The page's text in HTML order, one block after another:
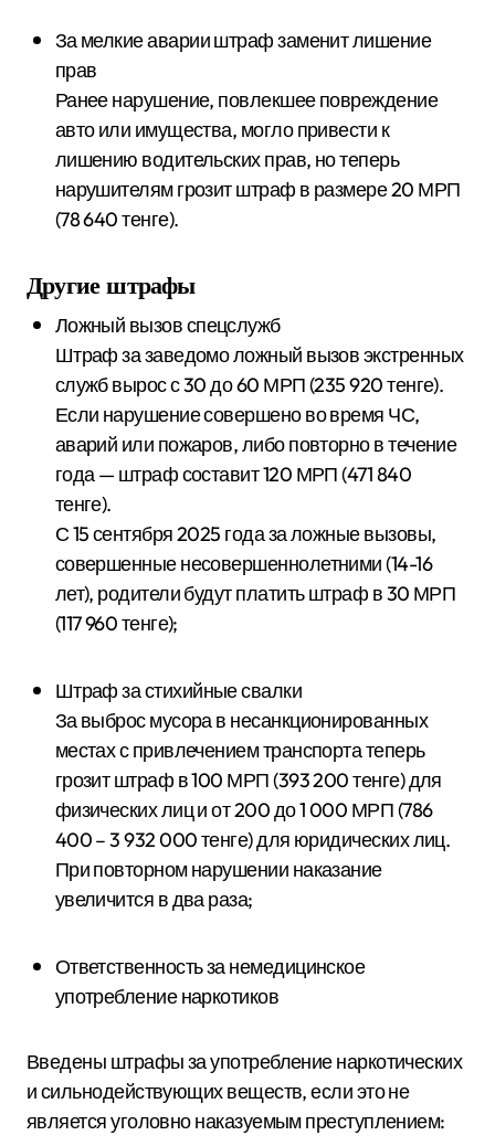
За мелкие аварии штраф заменит лишение
прав
Ранее нарушение, повлекшее повреждение
авто или имущества, могло привести к
лишению водительских прав, но теперь
нарушителям грозит штраф в размере 20 МРП
(78 640 тенге).
Другие штрафы
Ложный вызов спецслужб
Штраф за заведомо ложный вызов экстренных
служб вырос с 30 до 60 МРП (235 920 тенге).
Если нарушение совершено во время ЧС,
аварий или пожаров, либо повторно в течение
года — штраф составит 120 МРП (471 840
тенге).
С 15 сентября 2025 года за ложные вызовы,
совершенные несовершеннолетними (14-16
лет), родители будут платить штраф в 30 МРП
(117 960 тенге);
Штраф за стихийные свалки
За выброс мусора в несанкционированных
местах с привлечением транспорта теперь
грозит штраф в 100 МРП (393 200 тенге) для
физических лиц и от 200 до 1 000 МРП (786
400 – 3 932 000 тенге) для юридических лиц.
При повторном нарушении наказание
увеличится в два раза;
Ответственность за немедицинское
употребление наркотиков
Введены штрафы за употребление наркотических
и сильнодействующих веществ, если это не
является уголовно наказуемым преступлением: